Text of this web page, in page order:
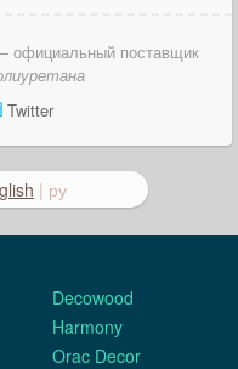
поставщик
Twitter
| ру
Decowood
Harmony
Orac Decor